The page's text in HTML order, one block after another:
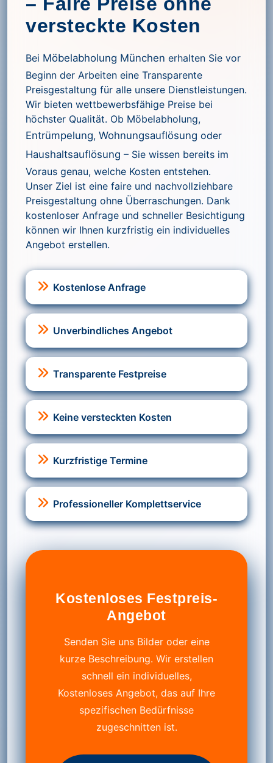
versteckte Kosten
Bei Möbelabholung München erhalten Sie vor
Beginn der Arbeiten eine Transparente
Preisgestaltung für alle unsere Dienstleistungen.
Wir bieten wettbewerbsfähige Preise bei
höchster Qualität. Ob Möbelabholung,
Entrümpelung, Wohnungsauflösung oder
Haushaltsauflösung – Sie wissen bereits im
Voraus genau, welche Kosten entstehen.
Unser Ziel ist eine faire und nachvollziehbare
Preisgestaltung ohne Überraschungen. Dank
kostenloser Anfrage und schneller Besichtigung
können wir Ihnen kurzfristig ein individuelles
Angebot erstellen.
Kostenlose Anfrage
Unverbindliches Angebot
Transparente Festpreise
Keine versteckten Kosten
Kurzfristige Termine
Professioneller Komplettservice
Kostenloses Festpreis-
Angebot
Senden Sie uns Bilder oder eine
kurze Beschreibung. Wir erstellen
schnell ein individuelles,
Kostenloses Angebot, das auf Ihre
spezifischen Bedürfnisse
zugeschnitten ist.